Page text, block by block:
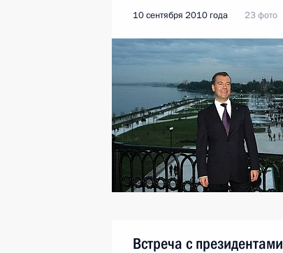
10 сентября 2010 года 23 фото
Встреча с президентами